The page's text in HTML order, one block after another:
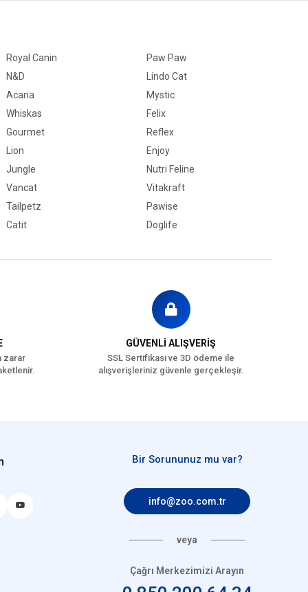
Royal Canin
Paw Paw
N&D
Lindo Cat
Acana
Mystic
Whiskas
Felix
Gourmet
Reflex
Lion
Enjoy
Jungle
Nutri Feline
Vancat
Vitakraft
Tailpetz
Pawise
Catit Doglife
zarar
GÜVENLİ ALIŞVERİŞ
SSL Sertifikası ve 3D ödeme ile
alışverişleriniz güvenle gerçekleşir.
Bir Sorununuz mu var?
info@zoo.com.tr
veya
Çağrı Merkezimizi Arayın